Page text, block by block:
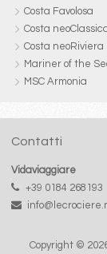
Costa Favolosa
Costa
Costa neoRiviera
Mariner of the
MSC Armonia
Contatti
Vidaviaggiare
+39 0184 268193
Copyright ©